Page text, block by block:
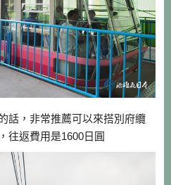
話，非常推薦可以來搭別府纜
往返費用是1600日圓